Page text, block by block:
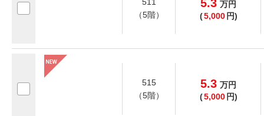
（5階）
5.3 万円
(5,000 円)
515
（5階）
5.3 万円
(5,000 円)